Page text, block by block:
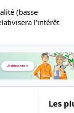
(basse
l'intérêt
Les